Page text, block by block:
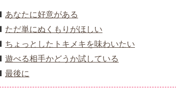
あなたに好意がある
ただ単にぬくもりがほしい
ちょっとしたトキメキを味わいたい
遊べる相手かどうか試している
最後に